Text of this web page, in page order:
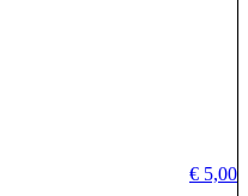
€ 5,00